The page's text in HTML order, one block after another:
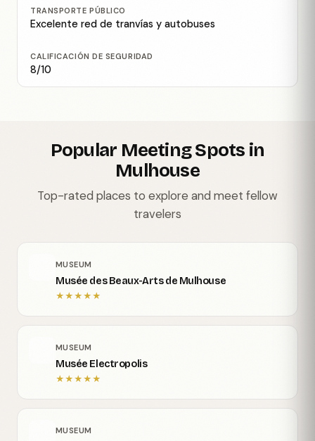
TRANSPORTE PÚBLICO
Excelente red de tranvías y autobuses
CALIFICACIÓN DE SEGURIDAD
8/10
Popular Meeting Spots in
Mulhouse
Top-rated places to explore and meet fellow
travelers
MUSEUM
Musée des Beaux-Arts de Mulhouse
★★★★★
MUSEUM
Musée Electropolis
★★★★★
MUSEUM